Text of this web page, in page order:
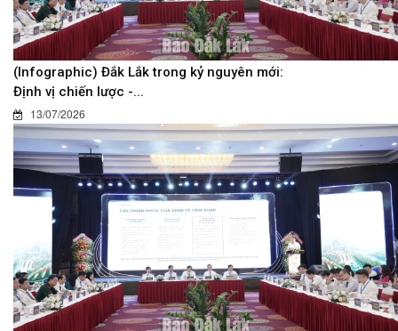
(Infographic) Đắk Lắk trong kỷ nguyên mới:
Định vị chiến lược -...
13/07/2026